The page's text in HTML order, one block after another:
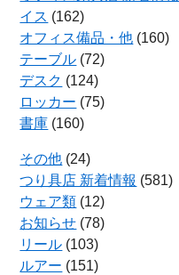
イス (162)
オフィス備品・他 (160)
テーブル (72)
デスク (124)
ロッカー (75)
書庫 (160)
その他 (24)
つり具店 新着情報 (581)
ウェア類 (12)
お知らせ (78)
リール (103)
ルアー (151)